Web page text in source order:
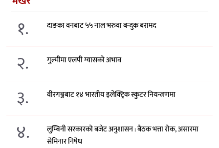
१. दाङका वनबाट ५५ नाल भरुवा बन्दुक बरामद
२. गुल्मीमा एलपी ग्यासको अभाव
३. वीरगञ्जबाट १४ भारतीय इलेक्ट्रिक स्कुटर नियन्त्रणमा
४.
लुम्बिनी सरकारको बजेट अनुशासन : बैठक भत्ता रोक, असारमा
सेमिनार निषेध